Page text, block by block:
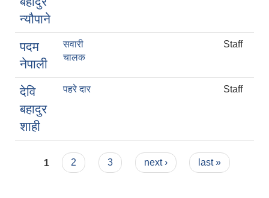
न्यौपाने
पदम
नेपाली
सवारी
चालक
Staff
देवि
बहादुर
शाही
पहरे दार Staff
Pages
1 2 3 next › last »